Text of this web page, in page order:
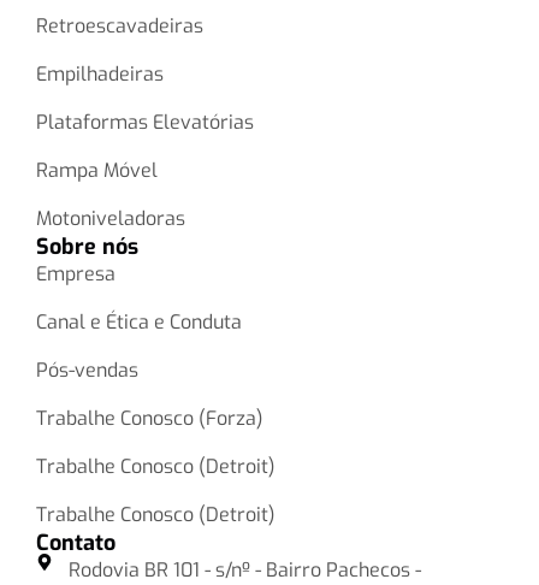
Retroescavadeiras
Empilhadeiras
Plataformas Elevatórias
Rampa Móvel
Motoniveladoras
Sobre nós
Empresa
Canal e Ética e Conduta
Pós-vendas
Trabalhe Conosco (Forza)
Trabalhe Conosco (Detroit)
Trabalhe Conosco (Detroit)
Contato
Rodovia BR 101 - s/nº - Bairro Pachecos -